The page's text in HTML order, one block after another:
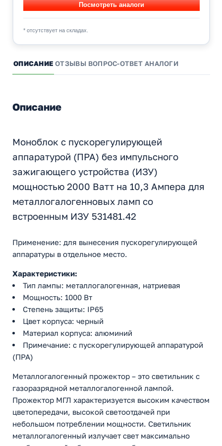
* отсутствует на складах.
ОПИСАНИЕ ОТЗЫВЫ ВОПРОС-ОТВЕТ АНАЛОГИ
Описание
Моноблок с пускорегулирующей
аппаратурой (ПРА) без импульсного
зажигающего устройства (ИЗУ)
мощностью 2000 Ватт на 10,3 Ампера для
металлогалогенновых ламп со
встроенным ИЗУ 531481.42
Применение: для вынесения пускорегулирующей
аппаратуры в отдельное место.
Характеристики:
Тип лампы: металлогалогенная, натриевая
Мощность: 1000 Вт
Степень защиты: IP65
Цвет корпуса: черный
Материал корпуса: алюминий
Примечание: с пускорегулирующей аппаратурой
(ПРА)
Металлогалогенный прожектор – это светильник с
газоразрядной металлогалогенной лампой.
Прожектор МГЛ характеризуется высоким качеством
цветопередачи, высокой светоотдачей при
небольшом потреблении мощности. Светильник
металлогалогенный излучает свет максимально